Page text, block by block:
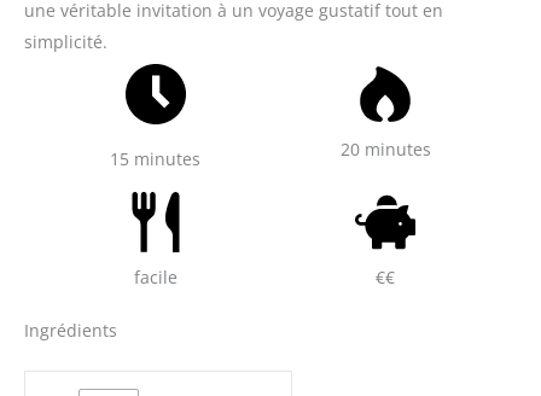
une véritable invitation à un voyage gustatif tout en
simplicité.
15 minutes 20 minutes
facile €€
Ingrédients